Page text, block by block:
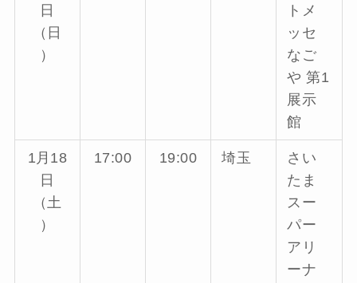
日
（日
）
トメ
ッセ
なご
や 第1
展示
館
1月18
日
（土
）
17:00 19:00 埼玉
さい
たま
スー
パー
アリ
ーナ